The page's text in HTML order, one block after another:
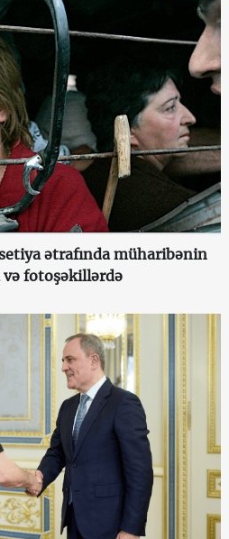
ətrafında müharibənin
fotoşəkillərdə